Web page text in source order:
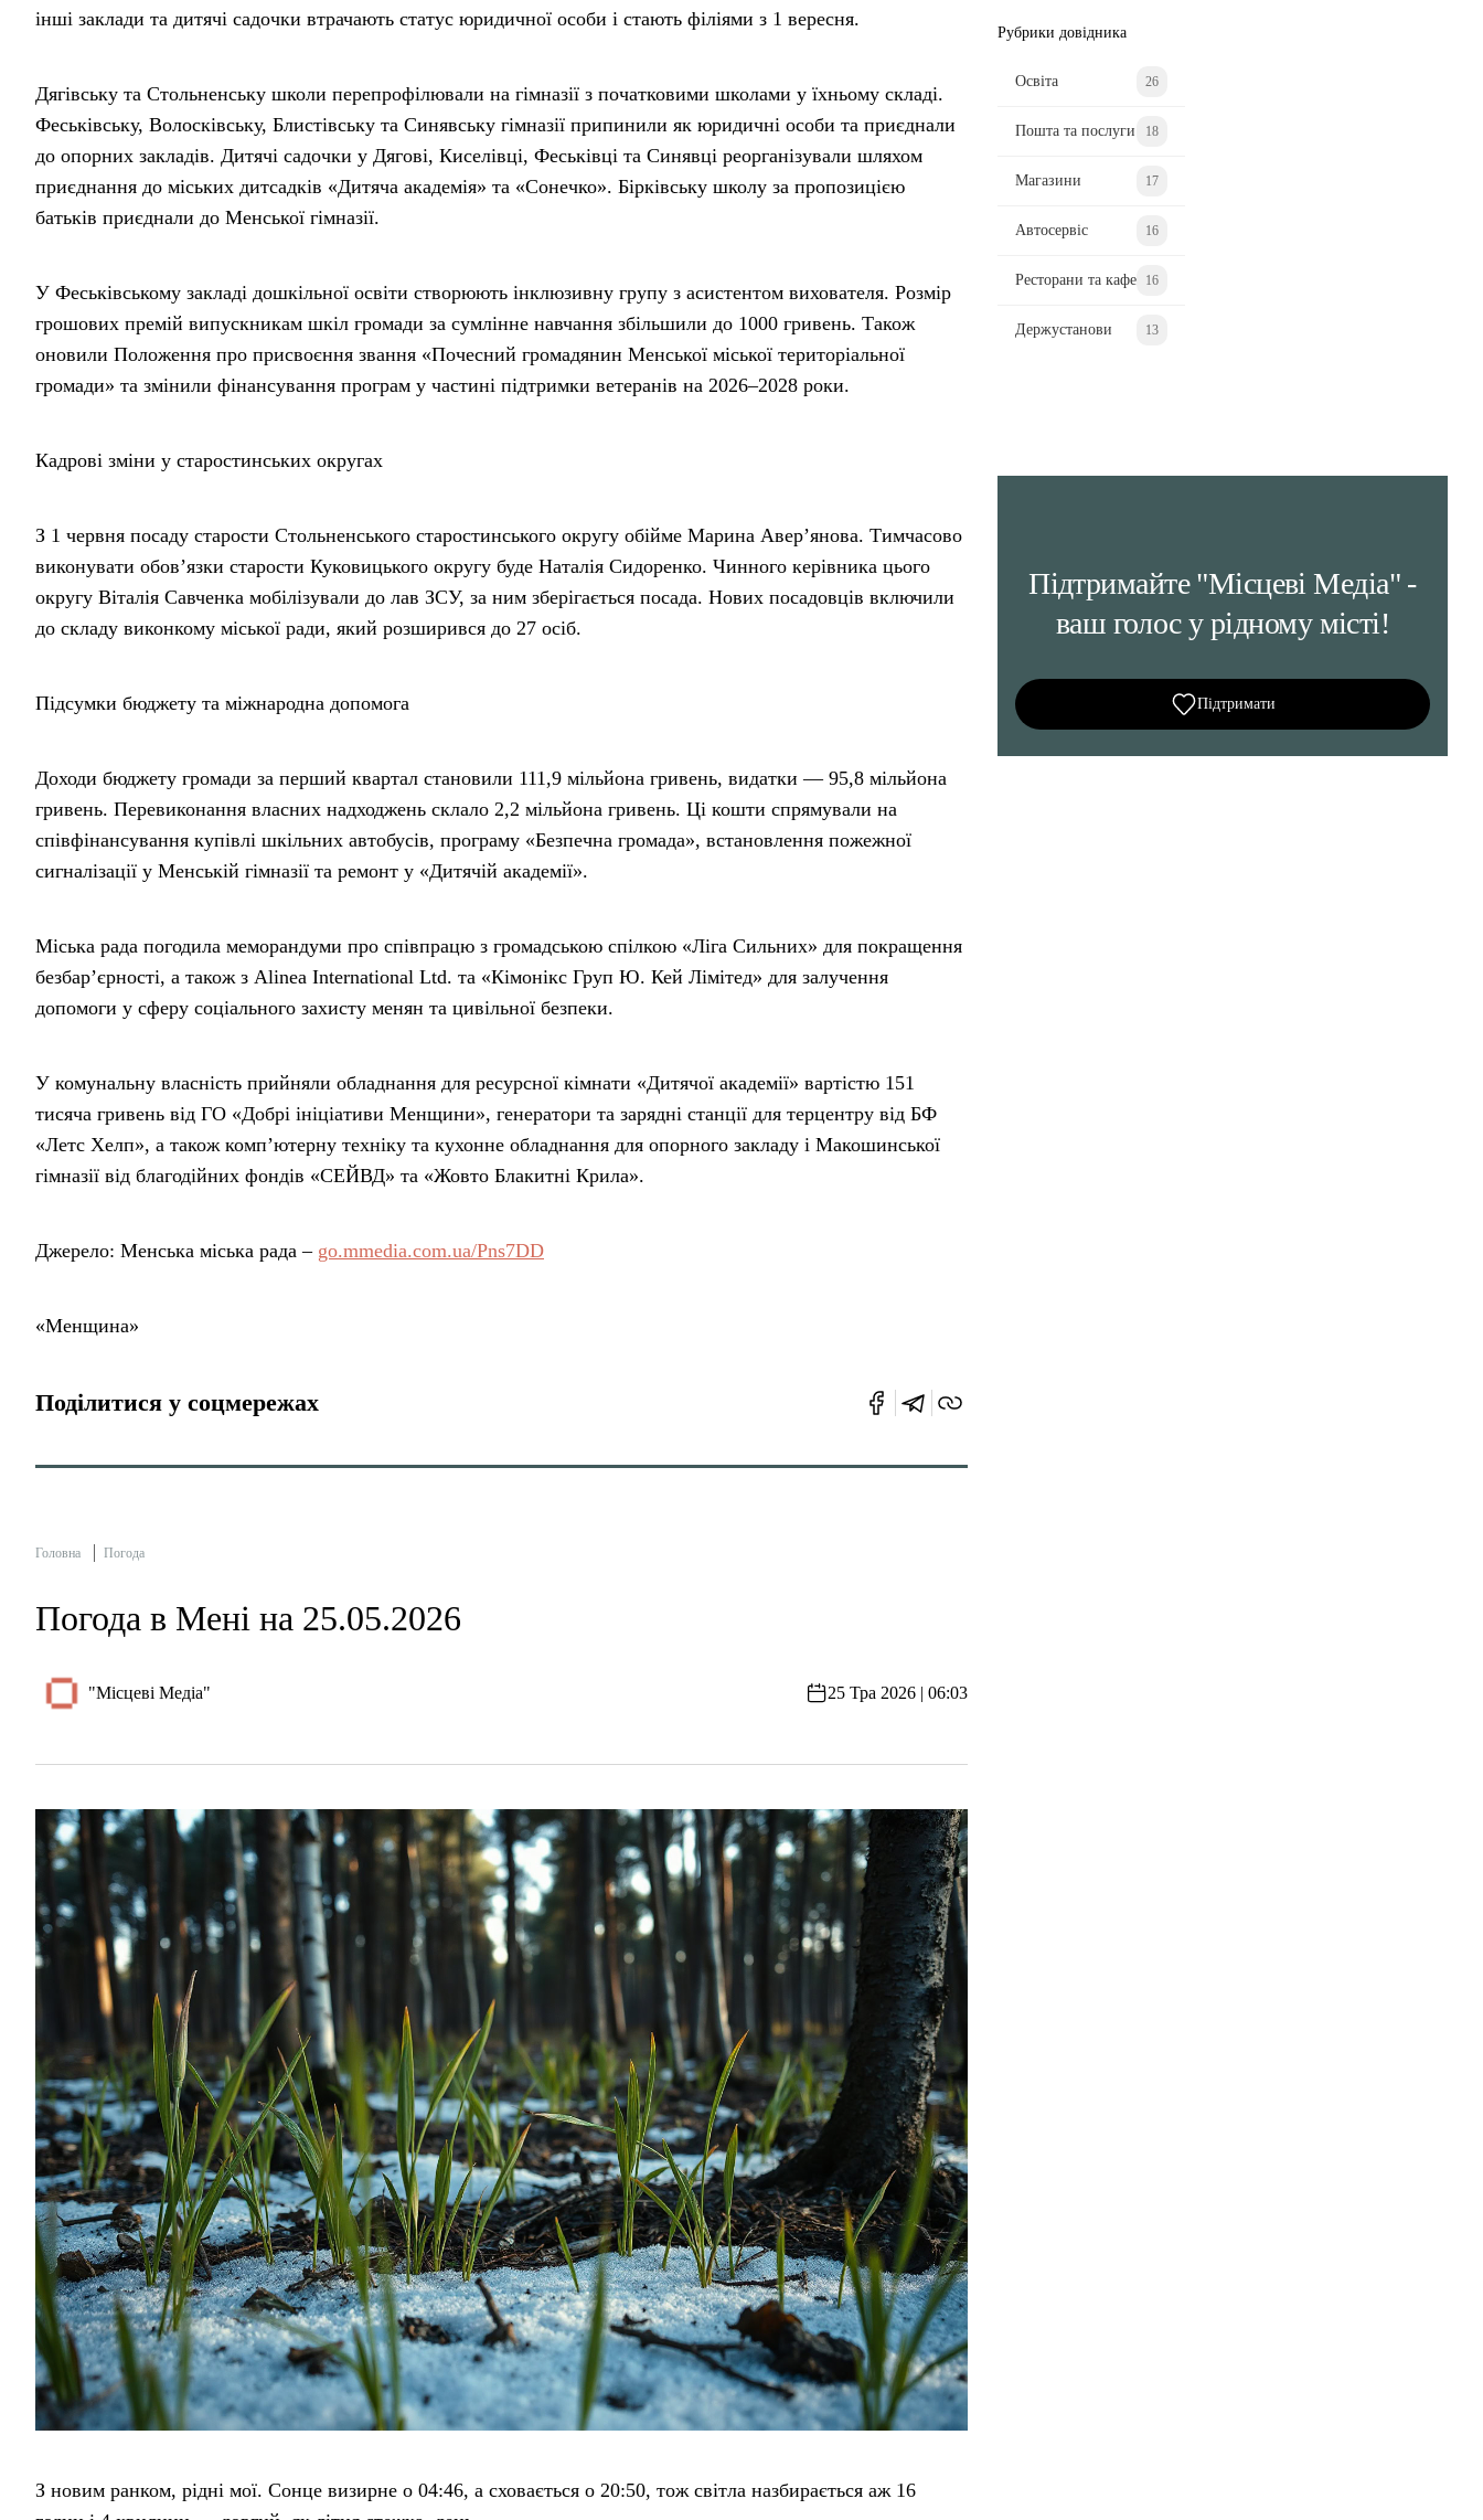
інші заклади та дитячі садочки втрачають статус юридичної особи і стають філіями з 1 вересня.
Дягівську та Стольненську школи перепрофілювали на гімназії з початковими школами у їхньому складі.
Феськівську, Волосківську, Блистівську та Синявську гімназії припинили як юридичні особи та приєднали
до опорних закладів. Дитячі садочки у Дягові, Киселівці, Феськівці та Синявці реорганізували шляхом
приєднання до міських дитсадків «Дитяча академія» та «Сонечко». Бірківську школу за пропозицією
батьків приєднали до Менської гімназії.
У Феськівському закладі дошкільної освіти створюють інклюзивну групу з асистентом вихователя. Розмір
грошових премій випускникам шкіл громади за сумлінне навчання збільшили до 1000 гривень. Також
оновили Положення про присвоєння звання «Почесний громадянин Менської міської територіальної
громади» та змінили фінансування програм у частині підтримки ветеранів на 2026–2028 роки.
Кадрові зміни у старостинських округах
З 1 червня посаду старости Стольненського старостинського округу обійме Марина Авер’янова. Тимчасово
виконувати обов’язки старости Куковицького округу буде Наталія Сидоренко. Чинного керівника цього
округу Віталія Савченка мобілізували до лав ЗСУ, за ним зберігається посада. Нових посадовців включили
до складу виконкому міської ради, який розширився до 27 осіб.
Підсумки бюджету та міжнародна допомога
Доходи бюджету громади за перший квартал становили 111,9 мільйона гривень, видатки — 95,8 мільйона
гривень. Перевиконання власних надходжень склало 2,2 мільйона гривень. Ці кошти спрямували на
співфінансування купівлі шкільних автобусів, програму «Безпечна громада», встановлення пожежної
сигналізації у Менській гімназії та ремонт у «Дитячій академії».
Міська рада погодила меморандуми про співпрацю з громадською спілкою «Ліга Сильних» для покращення
безбар’єрності, а також з Alinea International Ltd. та «Кімонікс Груп Ю. Кей Лімітед» для залучення
допомоги у сферу соціального захисту менян та цивільної безпеки.
У комунальну власність прийняли обладнання для ресурсної кімнати «Дитячої академії» вартістю 151
тисяча гривень від ГО «Добрі ініціативи Менщини», генератори та зарядні станції для терцентру від БФ
«Летс Хелп», а також комп’ютерну техніку та кухонне обладнання для опорного закладу і Макошинської
гімназії від благодійних фондів «СЕЙВД» та «Жовто Блакитні Крила».
Джерело: Менська міська рада – go.mmedia.com.ua/Pns7DD
«Менщина»
Поділитися у соцмережах
Головна Погода
Погода в Мені на 25.05.2026
"Місцеві Медіа" 25 Тра 2026 | 06:03
З новим ранком, рідні мої. Сонце визирне о 04:46, а сховається о 20:50, тож світла назбирається аж 16
Рубрики довідника
Освіта 26
Пошта та послуги 18
Магазини 17
Автосервіс 16
Ресторани та кафе 16
Держустанови 13
Підтримайте "Місцеві Медіа" -
ваш голос у рідному місті!
Підтримати